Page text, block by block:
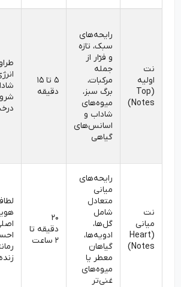
(Top
Notes)
رایحه‌های
سبک، تازه
و فرّار از
جمله
مرکبات،
برگ سبز،
میوه‌های
شاداب و
اسانس‌های
گیاهی
۵ تا ۱۵
دقیقه
طراوت،
انرژی،
شادابی و
شروعی
درخشان
میانی
(Heart
Notes)
رایحه‌های
میانی
متعادل
شامل
گل‌ها،
ادویه‌ها،
گیاهان
معطر یا
میوه‌های
غنی‌تر
دقیقه تا
لطافت،
هویت
اصلی،
احساس
رمانتیک